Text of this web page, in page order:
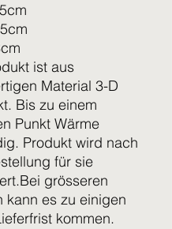
ist aus
Material 3-D
Bis zu einem
Punkt Wärme
Produkt wird nach
für sie
grösseren
kann es zu einigen
kommen.